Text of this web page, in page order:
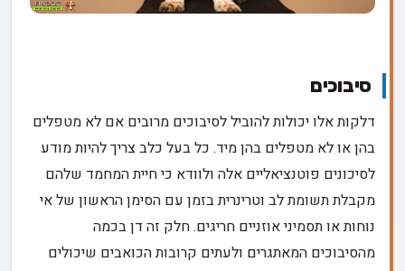
סיבוכים
דלקות אלו יכולות להוביל לסיבוכים מרובים אם לא מטפלים
בהן או לא מטפלים בהן מיד. כל בעל כלב צריך להיות מודע
לסיכונים פוטנציאליים אלה ולוודא כי חיית המחמד שלהם
מקבלת תשומת לב וטרינרית בזמן עם הסימן הראשון של אי
נוחות או תסמיני אוזניים חריגים. חלק זה דן בכמה
מהסיבוכים המאתגרים ולעתים קרובות הכואבים שיכולים